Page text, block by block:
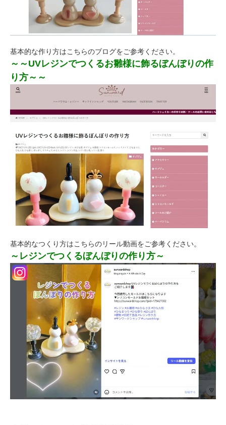
基本的な作り方はこちらのブログをご参考ください。
～～UVレジンでつくるお雛様に飾るぼんぼりの作
り方～～
基本的なつくり方はこちらのリール動画をご参考ください。
～レジンでつくるぼんぼりの作り方～